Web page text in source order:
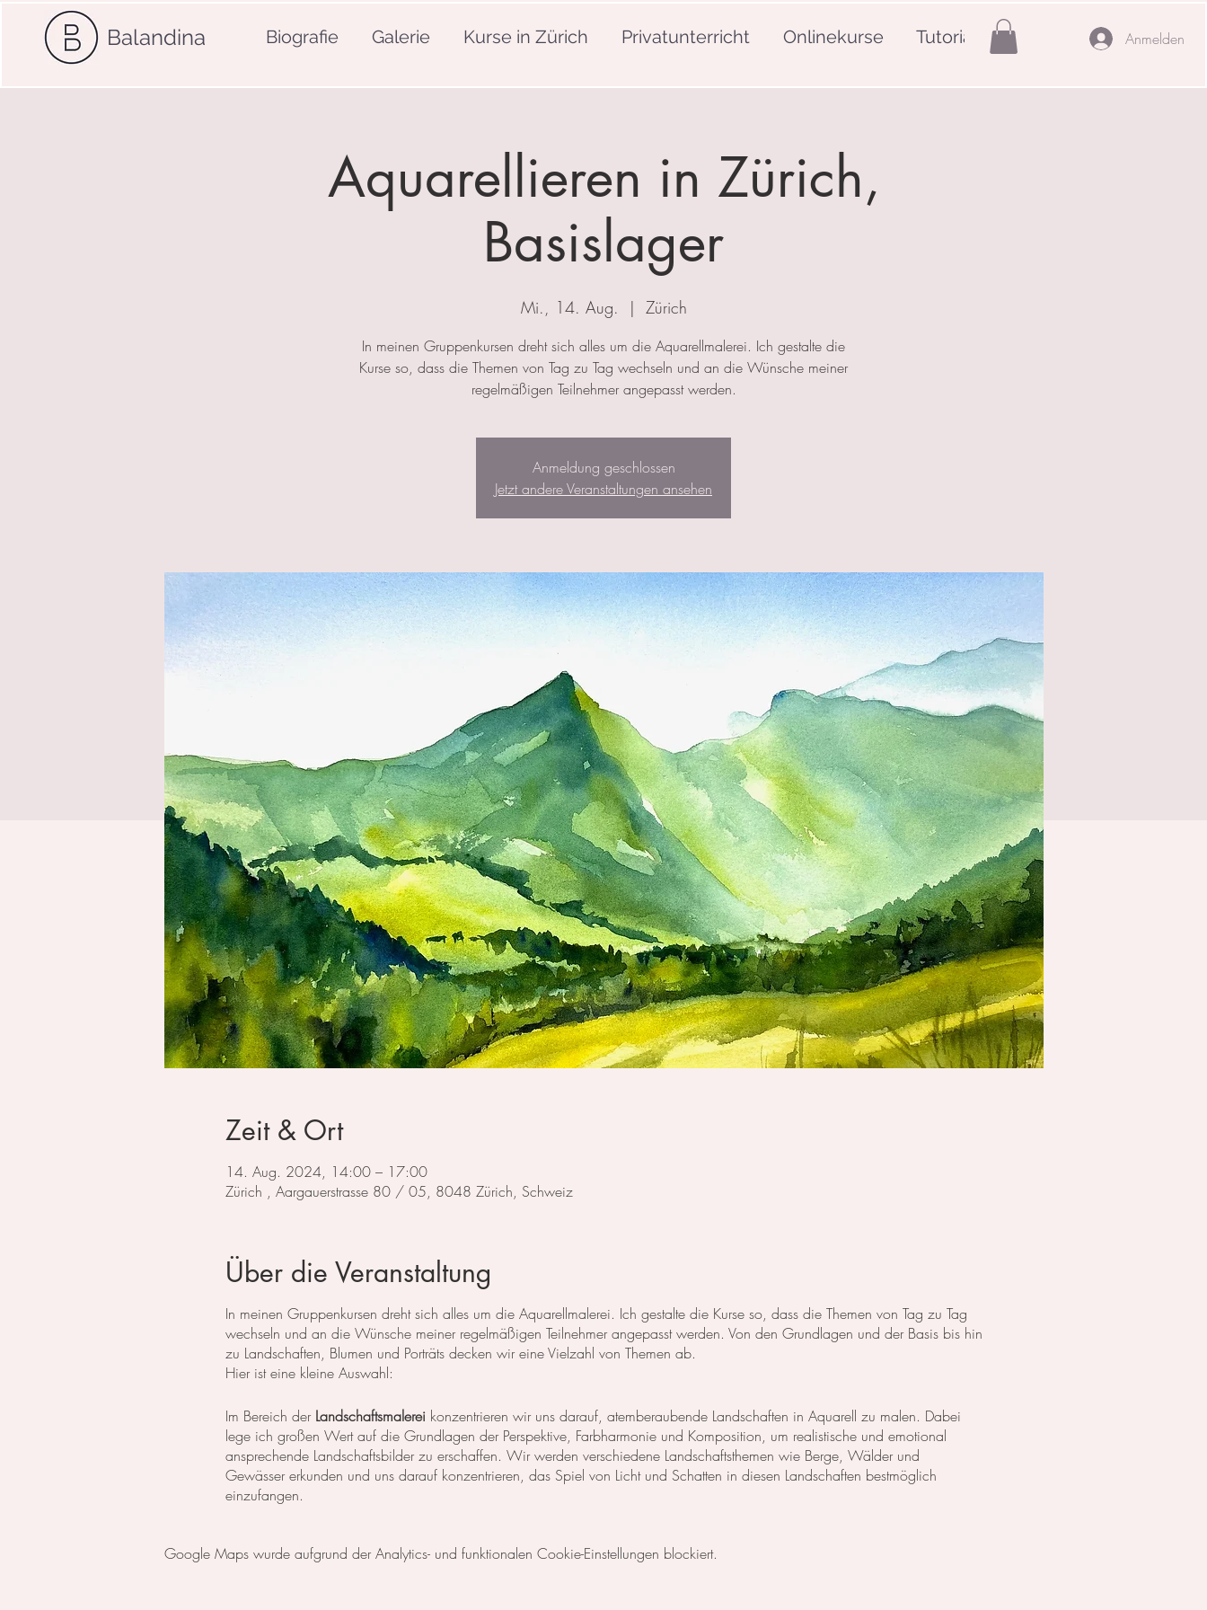
Balandina Biografie Galerie Kurse in Zürich Privatunterricht Onlinekurse Tutorials Anmelden
Aquarellieren in Zürich,
Basislager
Mi., 14. Aug.
  |
Zürich
In meinen Gruppenkursen dreht sich alles um die Aquarellmalerei. Ich gestalte die
Kurse so, dass die Themen von Tag zu Tag wechseln und an die Wünsche meiner
regelmäßigen Teilnehmer angepasst werden.
Anmeldung geschlossen
Jetzt andere Veranstaltungen ansehen
Zeit & Ort
14. Aug. 2024, 14:00 – 17:00
Zürich , Aargauerstrasse 80 / 05, 8048 Zürich, Schweiz
Über die Veranstaltung
In meinen Gruppenkursen dreht sich alles um die Aquarellmalerei. Ich gestalte die Kurse so, dass die Themen von Tag zu Tag
wechseln und an die Wünsche meiner regelmäßigen Teilnehmer angepasst werden. Von den Grundlagen und der Basis bis hin
zu Landschaften, Blumen und Porträts decken wir eine Vielzahl von Themen ab.
Hier ist eine kleine Auswahl:
Im Bereich der Landschaftsmalereikonzentrieren wir uns darauf, atemberaubende Landschaften in Aquarell zu malen. Dabei
lege ich großen Wert auf die Grundlagen der Perspektive, Farbharmonie und Komposition, um realistische und emotional
ansprechende Landschaftsbilder zu erschaffen. Wir werden verschiedene Landschaftsthemen wie Berge, Wälder und
Gewässer erkunden und uns darauf konzentrieren, das Spiel von Licht und Schatten in diesen Landschaften bestmöglich
einzufangen.
erlernen die notwendigen Techniken, um die Details der Blüten und Blätter so realistisch wie möglich darzustellen. Außerdem
Google Maps wurde aufgrund der Analytics- und funktionalen Cookie-Einstellungen blockiert.